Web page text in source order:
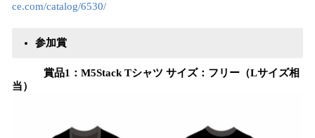
ce.com/catalog/6530/
参加賞
賞品1：M5Stack Tシャツ サイズ：フリー（Lサイズ相
当）